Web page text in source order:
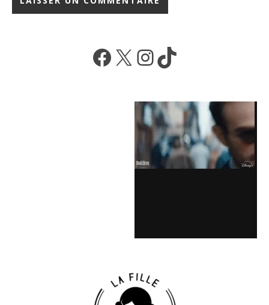
Facebook
X Instagram
TikTok